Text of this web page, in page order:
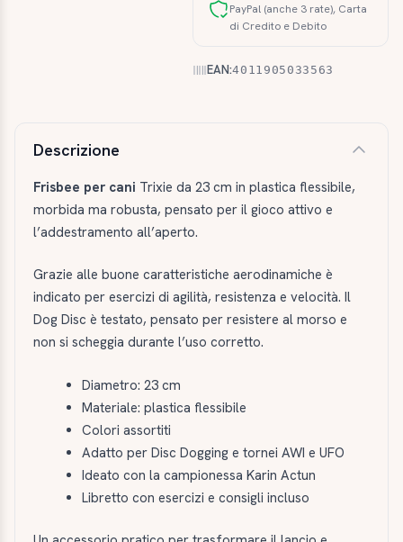
PayPal (anche 3 rate), Carta
di Credito e Debito
EAN:4011905033563
Descrizione
Frisbee per cani Trixie da 23 cm in plastica flessibile,
morbida ma robusta, pensato per il gioco attivo e
l’addestramento all’aperto.
Grazie alle buone caratteristiche aerodinamiche è
indicato per esercizi di agilità, resistenza e velocità. Il
Dog Disc è testato, pensato per resistere al morso e
non si scheggia durante l’uso corretto.
Diametro: 23 cm
Materiale: plastica flessibile
Colori assortiti
Adatto per Disc Dogging e tornei AWI e UFO
Ideato con la campionessa Karin Actun
Libretto con esercizi e consigli incluso